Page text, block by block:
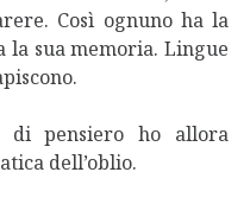
Così ognuno ha la
la sua memoria. Lingue
di pensiero ho allora
dell’oblio.